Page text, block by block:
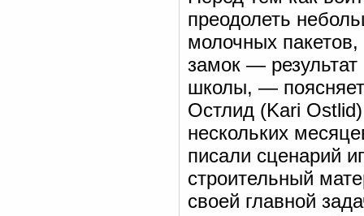
преодолеть
молочных
замок —
школы, — поясняет
Остлид (Kari
нескольких
писали сценарий
строительный
своей главной